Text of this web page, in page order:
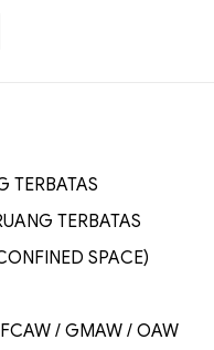
TERBATAS
TERBATAS
SPACE)
/ GMAW / OAW